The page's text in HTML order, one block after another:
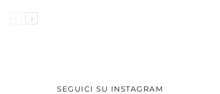
SEGUICI SU INSTAGRAM